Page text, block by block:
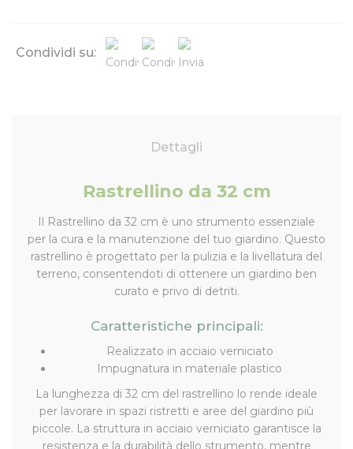
Condividi su:
Dettagli
Rastrellino da 32 cm
Il Rastrellino da 32 cm è uno strumento essenziale
per la cura e la manutenzione del tuo giardino. Questo
rastrellino è progettato per la pulizia e la livellatura del
terreno, consentendoti di ottenere un giardino ben
curato e privo di detriti.
Caratteristiche principali:
Realizzato in acciaio verniciato
Impugnatura in materiale plastico
La lunghezza di 32 cm del rastrellino lo rende ideale
per lavorare in spazi ristretti e aree del giardino più
piccole. La struttura in acciaio verniciato garantisce la
resistenza e la durabilità dello strumento, mentre